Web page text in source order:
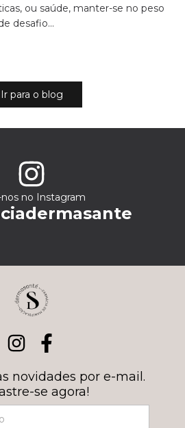
ou saúde, manter-se no peso
desafio...
Ir para o blog
no Instagram
novidades por e-mail.
se agora!